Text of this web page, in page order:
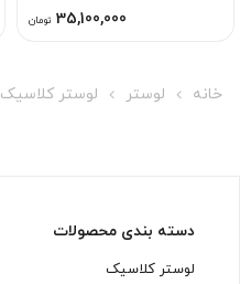
35,100,000 تومان
خانه لوستر لوستر کلاسیک
دسته بندی محصولات
لوستر کلاسیک